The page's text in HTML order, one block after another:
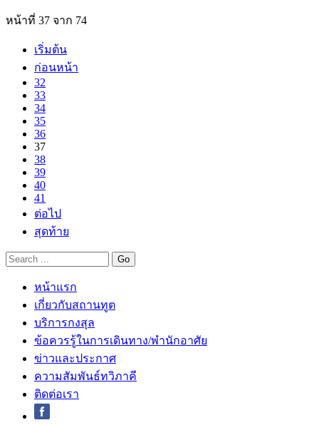
หน้าที่ 37 จาก 74
เริ่มต้น
ก่อนหน้า
32
33
34
35
36
37
38
39
40
41
ต่อไป
สุดท้าย
หน้าแรก
เกี่ยวกับสถานทูต
บริการกงสุล
ข้อควรรู้ในการเดินทาง/พำนักอาศัย
ข่าวและประกาศ
ความสัมพันธ์ทวิภาคี
ติดต่อเรา